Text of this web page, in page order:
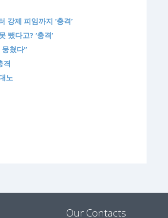
강제 피임까지 ‘충격’
뺐다고? ‘충격’
뭉쳤다”
격
노
Our Contacts